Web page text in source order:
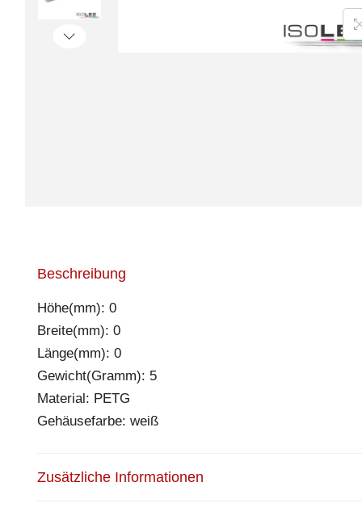
Beschreibung
Höhe(mm): 0
Breite(mm): 0
Länge(mm): 0
Gewicht(Gramm): 5
Material: PETG
Gehäusefarbe: weiß
Zusätzliche Informationen